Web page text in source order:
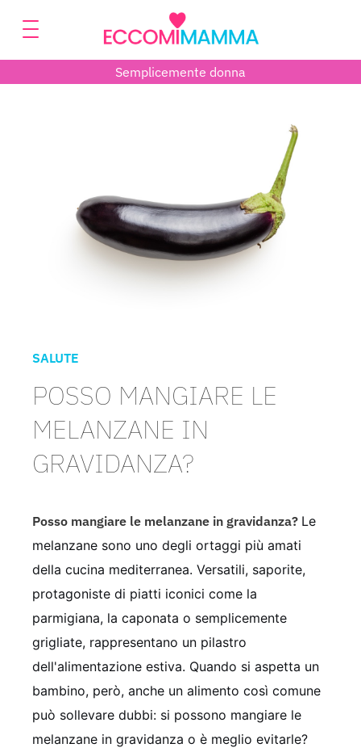
Semplicemente donna
SALUTE
POSSO MANGIARE LE
MELANZANE IN
GRAVIDANZA?
Posso mangiare le melanzane in gravidanza? Le
melanzane sono uno degli ortaggi più amati
della cucina mediterranea. Versatili, saporite,
protagoniste di piatti iconici come la
parmigiana, la caponata o semplicemente
grigliate, rappresentano un pilastro
dell'alimentazione estiva. Quando si aspetta un
bambino, però, anche un alimento così comune
può sollevare dubbi: si possono mangiare le
melanzane in gravidanza o è meglio evitarle?